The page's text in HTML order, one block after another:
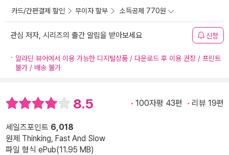
카드/간편결제 할인 무이자 할부 소득공제 770원
관심 저자, 시리즈의 출간 알림을 받아보세요 신청
알라딘 뷰어에서 이용 가능한 디지털상품 / 다운로드 후 이용 권장 / 프린트
불가 / 배송 불가
8.5 100자평 43편 리뷰 19편
세일즈포인트 6,018
원제 Thinking, Fast And Slow
파일 형식 ePub(11.95 MB)